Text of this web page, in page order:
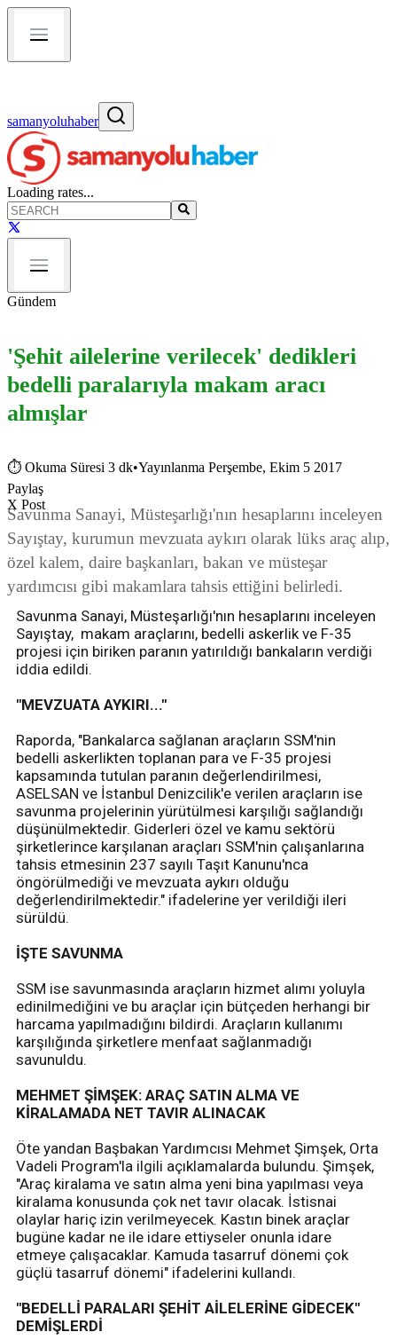
samanyoluhaber
Loading rates...
Gündem
'Şehit ailelerine verilecek' dedikleri
bedelli paralarıyla makam aracı
almışlar
⏱ Okuma Süresi 3 dk•Yayınlanma Perşembe, Ekim 5 2017
Paylaş
X Post
Savunma Sanayi, Müsteşarlığı'nın hesaplarını inceleyen
Sayıştay, kurumun mevzuata aykırı olarak lüks araç alıp,
özel kalem, daire başkanları, bakan ve müsteşar
yardımcısı gibi makamlara tahsis ettiğini belirledi.
Savunma Sanayi, Müsteşarlığı'nın hesaplarını inceleyen
Sayıştay, makam araçlarını, bedelli askerlik ve F-35
projesi için biriken paranın yatırıldığı bankaların verdiği
iddia edildi.
"MEVZUATA AYKIRI..."
Raporda, "Bankalarca sağlanan araçların SSM'nin
bedelli askerlikten toplanan para ve F-35 projesi
kapsamında tutulan paranın değerlendirilmesi,
ASELSAN ve İstanbul Denizcilik'e verilen araçların ise
savunma projelerinin yürütülmesi karşılığı sağlandığı
düşünülmektedir. Giderleri özel ve kamu sektörü
şirketlerince karşılanan araçları SSM'nin çalışanlarına
tahsis etmesinin 237 sayılı Taşıt Kanunu'nca
öngörülmediği ve mevzuata aykırı olduğu
değerlendirilmektedir." ifadelerine yer verildiği ileri
sürüldü.
İŞTE SAVUNMA
SSM ise savunmasında araçların hizmet alımı yoluyla
edinilmediğini ve bu araçlar için bütçeden herhangi bir
harcama yapılmadığını bildirdi. Araçların kullanımı
karşılığında şirketlere menfaat sağlanmadığı
savunuldu.
MEHMET ŞİMŞEK: ARAÇ SATIN ALMA VE
KİRALAMADA NET TAVIR ALINACAK
Öte yandan Başbakan Yardımcısı Mehmet Şimşek, Orta
Vadeli Program'la ilgili açıklamalarda bulundu. Şimşek,
"Araç kiralama ve satın alma yeni bina yapılması veya
kiralama konusunda çok net tavır olacak. İstisnai
olaylar hariç izin verilmeyecek. Kastın binek araçlar
bugüne kadar ne ile idare ettiyseler onunla idare
etmeye çalışacaklar. Kamuda tasarruf dönemi çok
güçlü tasarruf dönemi" ifadelerini kullandı.
"BEDELLİ PARALARI ŞEHİT AİLELERİNE GİDECEK"
DEMİŞLERDİ